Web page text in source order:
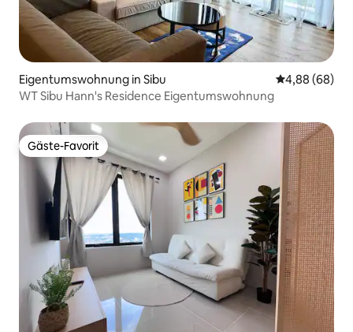
Eigentumswohnung in Sibu
4,88 (68)
WT Sibu Hann's Residence Eigentumswohnung
Gäste-Favorit
Gäste-Favorit